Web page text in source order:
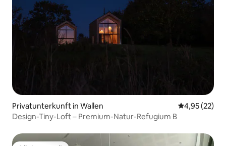
Privatunterkunft in Wallen
4,95 (22)
Design-Tiny-Loft – Premium-Natur-Refugium B